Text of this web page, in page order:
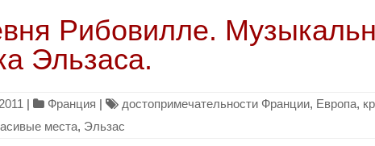
Рибовилле.
Эльзаса.
| Франция | достопримечательности Франции, Европа,
места, Эльзас